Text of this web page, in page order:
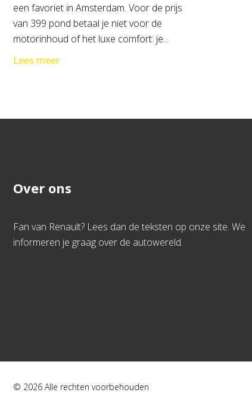
een favoriet in Amsterdam. Voor de prijs
van 399 pond betaal je niet voor de
motorinhoud of het luxe comfort: je...
Lees meer
Over ons
Fan van Renault? Lees dan de teksten op onze site. We
informeren je graag over de autowereld.
© 2026 Alle rechten voorbehouden